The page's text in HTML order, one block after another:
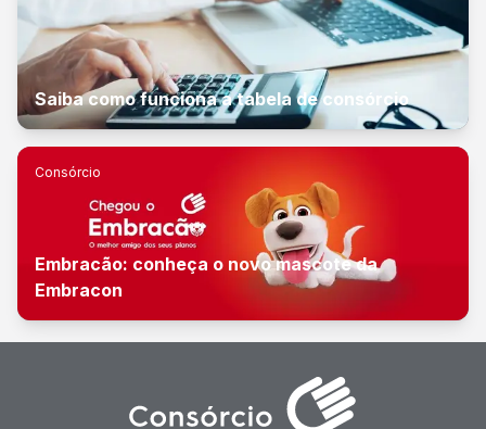
Saiba como funciona a tabela de consórcio
Consórcio
Embracão: conheça o novo mascote da
Embracon